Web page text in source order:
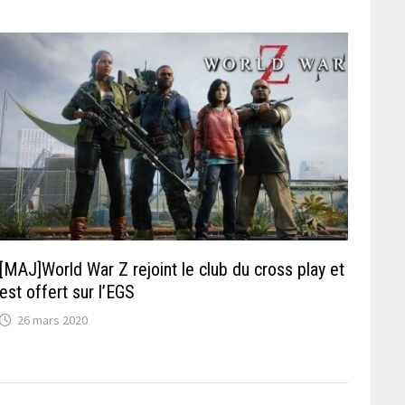
War Z rejoint le club du cross play et
offert sur l’EGS
26 mars 2020